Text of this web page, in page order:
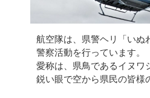
航空隊は、県警ヘリ「いぬ
警察活動を行っています。
愛称は、県鳥であるイヌワ
鋭い眼で空から県民の皆様